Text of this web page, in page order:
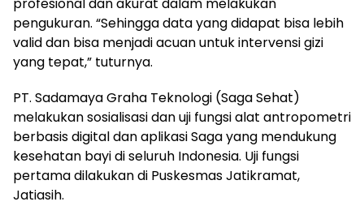
profesional dan akurat dalam melakukan
pengukuran. “Sehingga data yang didapat bisa lebih
valid dan bisa menjadi acuan untuk intervensi gizi
yang tepat,” tuturnya.
PT. Sadamaya Graha Teknologi (Saga Sehat)
melakukan sosialisasi dan uji fungsi alat antropometri
berbasis digital dan aplikasi Saga yang mendukung
kesehatan bayi di seluruh Indonesia. Uji fungsi
pertama dilakukan di Puskesmas Jatikramat,
Jatiasih.